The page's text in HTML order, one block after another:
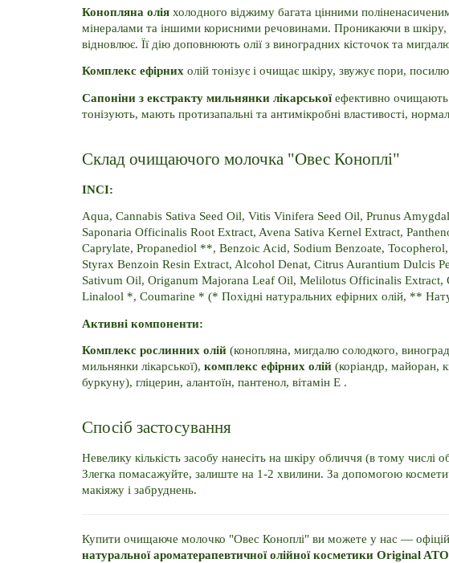
Конопляна олія холодного віджиму багата цінними
мінералами та іншими корисними речовинами. Проникаючи в шкіру,
відновлює. Її дію доповнюють олії з виноградних кісточок та
Комплекс ефірних олій тонізує і очищає шкіру, звужує пори,
Сапоніни з екстракту мильнянки лікарської ефективно очищають
тонізують, мають протизапальні та антимікробні властивості,
Склад очищаючого молочка "Овес Коноплі"
INCI:
Aqua, Cannabis Sativa Seed Oil, Vitis Vinifera Seed Oil, Prunus
Saponaria Officinalis Root Extract, Avena Sativa Kernel Extract,
Caprylate, Propanediol **, Benzoic Acid, Sodium Benzoate,
Styrax Benzoin Resin Extract, Alcohol Denat, Citrus Aurantium Dulcis
Sativum Oil, Origanum Majorana Leaf Oil, Melilotus Officinalis Extract,
Linalool *, Coumarine * (* Похідні натуральних ефірних олій, **
Активні компоненти:
Комплекс рослинних олій (конопляна, мигдалю солодкого,
мильнянки лікарської), комплекс ефірних олій (коріандр, майоран,
буркуну), гліцерин, алантоїн, пантенол, вітамін E .
Спосіб застосування
Невелику кількість засобу нанесіть на шкіру обличчя (в тому числі
Злегка помасажуйте, залиште на 1-2 хвилини. За допомогою
макіяжу і забруднень.
натуральної ароматерапевтичної олійної косметики Original